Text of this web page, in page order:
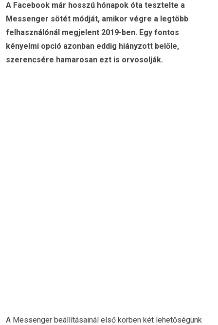
A Facebook már hosszú hónapok óta tesztelte a
Messenger sötét módját, amikor végre a legtöbb
felhasználónál megjelent 2019-ben. Egy fontos
kényelmi opció azonban eddig hiányzott belőle,
szerencsére hamarosan ezt is orvosolják.
A Messenger beállításainál első körben két lehetőségünk